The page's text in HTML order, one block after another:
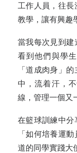
工作人員，往
教學，讓有興趣
當我每次見到建
看到他們與學
「道成肉身」
中，流着汗，
線，管理一個又
在籃球訓練中分
「如何培養運
道的同學實踐大